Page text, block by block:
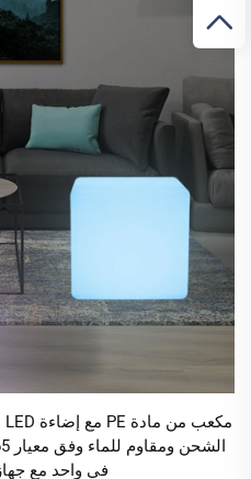
في واحد مع